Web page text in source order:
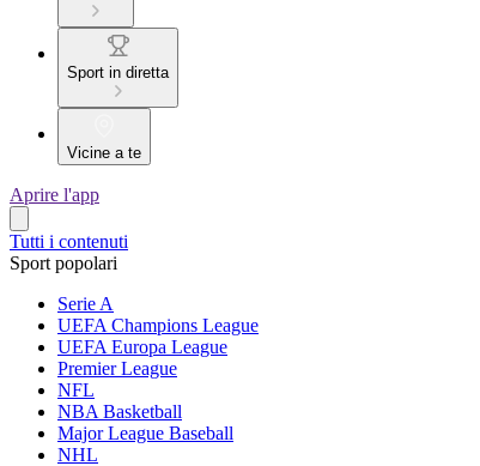
Sport in diretta
Vicine a te
Aprire l'app
Tutti i contenuti
Sport popolari
Serie A
UEFA Champions League
UEFA Europa League
Premier League
NFL
NBA Basketball
Major League Baseball
NHL